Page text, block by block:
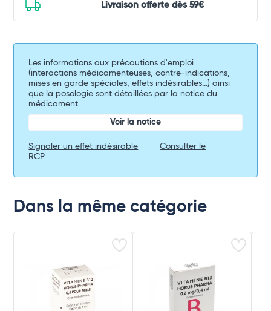
Livraison offerte dès 59€
Les informations aux précautions d'emploi
(interactions médicamenteuses, contre-indications,
mises en garde spéciales, effets indésirables...) ainsi
que la posologie sont détaillées par la notice du
médicament.
Voir la notice
Signaler un effet indésirable
Consulter le
RCP
Dans la même catégorie